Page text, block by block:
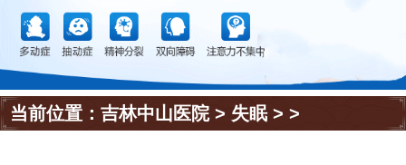
当前位置：吉林中山医院> 失眠> >